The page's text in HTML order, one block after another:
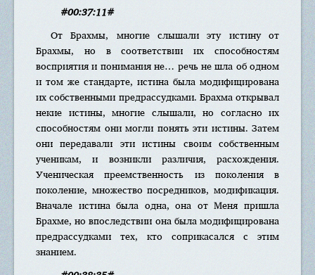
#00:37:11#
От Брахмы, многие слышали эту истину от
Брахмы, но в соответствии их способностям
восприятия и понимания не… речь не шла об одном
и том же стандарте, истина была модифицирована
их собственными предрассудками. Брахма открывал
некие истины, многие слышали, но согласно их
способностям они могли понять эти истины. Затем
они передавали эти истины своим собственным
ученикам, и возникли различия, расхождения.
Ученическая преемственность из поколения в
поколение, множество посредников, модификация.
Вначале истина была одна, она от Меня пришла
Брахме, но впоследствии она была модифицирована
предрассудками тех, кто соприкасался с этим
знанием.